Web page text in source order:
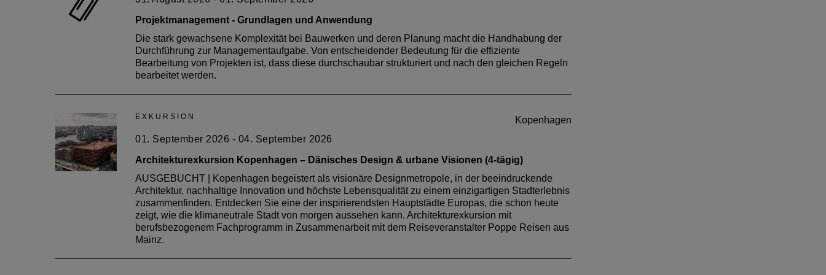
Flachdächer im Bestand: Sanieren, aufrüsten, schützen
Attika – Begriff und Funktion Attika – Einwirkungen Warum Absturzsicherheit an Bedeutung gewinnt Verantwortung im
Planungsprozess und rechtlicher Rahmen Konstruktionen im Flachdach Kaltdach, Warmdach, Kompaktdach
Bauphysikalische Veränderungen bei Flachdächern im Wandel Feuchteschäden vermeiden und Präventivmaßnahmen
planen Die Veranstaltung ist von der Architektenkammer Rheinland-Pfalz als Fortbildung für ihre Mitglieder anerkannt.
Projektmanagement - Grundlagen und Anwendung
Die stark gewachsene Komplexität bei Bauwerken und deren Planung macht die Handhabung der
Durchführung zur Managementaufgabe. Von entscheidender Bedeutung für die effiziente
Bearbeitung von Projekten ist, dass diese durchschaubar strukturiert und nach den gleichen Regeln
bearbeitet werden.
EXKURSION
01. September 2026 - 04. September 2026
Kopenhagen
Architekturexkursion Kopenhagen – Dänisches Design & urbane Visionen (4-tägig)
AUSGEBUCHT | Kopenhagen begeistert als visionäre Designmetropole, in der beeindruckende
Architektur, nachhaltige Innovation und höchste Lebensqualität zu einem einzigartigen Stadterlebnis
zusammenfinden. Entdecken Sie eine der inspirierendsten Hauptstädte Europas, die schon heute
zeigt, wie die klimaneutrale Stadt von morgen aussehen kann. Architekturexkursion mit
berufsbezogenem Fachprogramm in Zusammenarbeit mit dem Reiseveranstalter Poppe Reisen aus
Mainz.